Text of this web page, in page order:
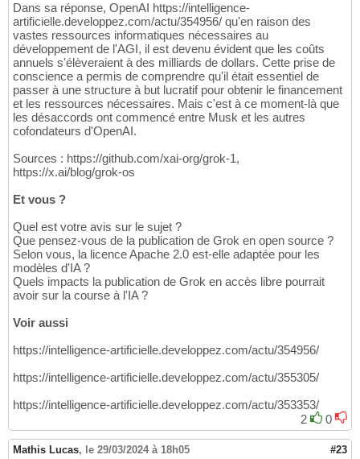
Dans sa réponse, OpenAI https://intelligence-
artificielle.developpez.com/actu/354956/ qu'en raison des
vastes ressources informatiques nécessaires au
développement de l'AGI, il est devenu évident que les coûts
annuels s'élèveraient à des milliards de dollars. Cette prise de
conscience a permis de comprendre qu'il était essentiel de
passer à une structure à but lucratif pour obtenir le financement
et les ressources nécessaires. Mais c'est à ce moment-là que
les désaccords ont commencé entre Musk et les autres
cofondateurs d'OpenAI.
Sources : https://github.com/xai-org/grok-1,
https://x.ai/blog/grok-os
Et vous ?
Quel est votre avis sur le sujet ?
Que pensez-vous de la publication de Grok en open source ?
Selon vous, la licence Apache 2.0 est-elle adaptée pour les
modèles d'IA ?
Quels impacts la publication de Grok en accès libre pourrait
avoir sur la course à l'IA ?
Voir aussi
https://intelligence-artificielle.developpez.com/actu/354956/
https://intelligence-artificielle.developpez.com/actu/355305/
https://intelligence-artificielle.developpez.com/actu/353353/
2
0
Mathis Lucas, le 29/03/2024 à 18h05 #23